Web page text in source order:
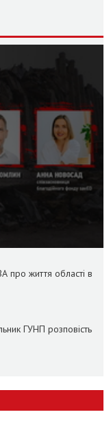
про життя області в
ГУНП розповість